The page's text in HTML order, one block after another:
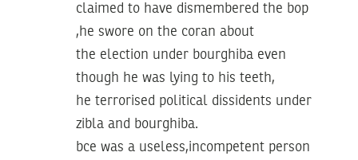
claimed to have dismembered the bop
,he swore on the coran about
the election under bourghiba even
though he was lying to his teeth,
he terrorised political dissidents under
zibla and bourghiba.
bce was a useless,incompetent person